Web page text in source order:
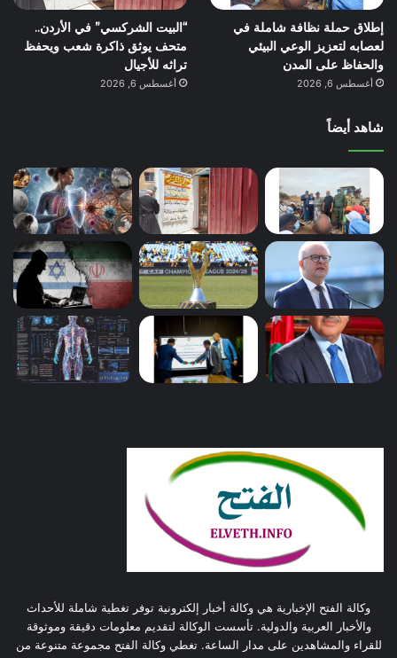
إطلاق حملة نظافة شاملة في
لعصابه لتعزيز الوعي البيئي
والحفاظ على المدن
أغسطس 6, 2026
“البيت الشركسي” في الأردن..
متحف يوثق ذاكرة شعب ويحفظ
تراثه للأجيال
أغسطس 6, 2026
شاهد أيضاً
وكالة الفتح الإخبارية هي وكالة أخبار إلكترونية توفر تغطية شاملة للأحداث
والأخبار العربية والدولية. تأسست الوكالة لتقديم معلومات دقيقة وموثوقة
للقراء والمشاهدين على مدار الساعة. تغطي وكالة الفتح مجموعة متنوعة من